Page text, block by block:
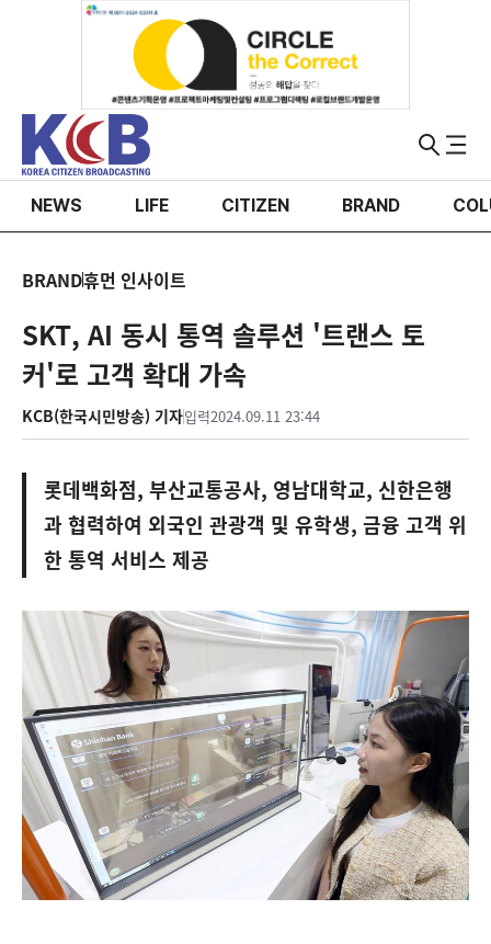
NEWS LIFE CITIZEN BRAND
BRAND휴먼 인사이트
SKT, AI 동시 통역 솔루션 '트랜스 토
커'로 고객 확대 가속
KCB(한국시민방송) 기자입력2024.09.11 23:44
롯데백화점, 부산교통공사, 영남대학교, 신한은행
과 협력하여 외국인 관광객 및 유학생, 금융 고객 위
한 통역 서비스 제공